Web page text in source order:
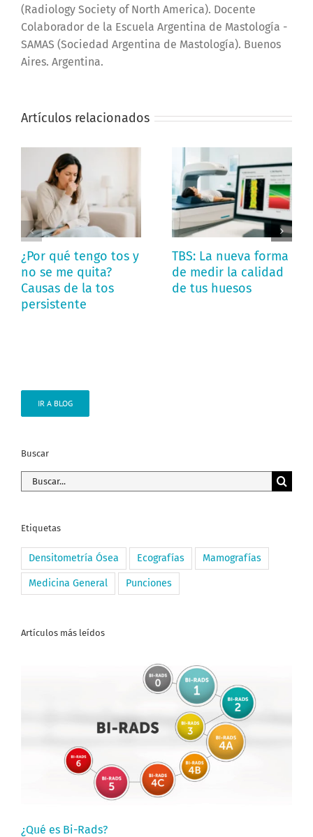
(Radiology Society of North America). Docente
Colaborador de la Escuela Argentina de Mastología -
SAMAS (Sociedad Argentina de Mastología). Buenos
Aires. Argentina.
Artículos relacionados
¿Por qué tengo tos y
no se me quita?
Causas de la tos
persistente
TBS: La nueva forma
de medir la calidad
de tus huesos
IR A BLOG
Buscar
Buscar:
Etiquetas
Densitometría Ósea Ecografías Mamografías
Medicina General Punciones
Artículos más leídos
¿Qué es Bi-Rads?